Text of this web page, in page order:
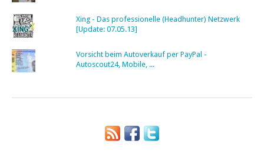
Xing - Das professionelle (Headhunter) Netzwerk
[Update: 07.05.13]
Vorsicht beim Autoverkauf per PayPal -
Autoscout24, Mobile, ...